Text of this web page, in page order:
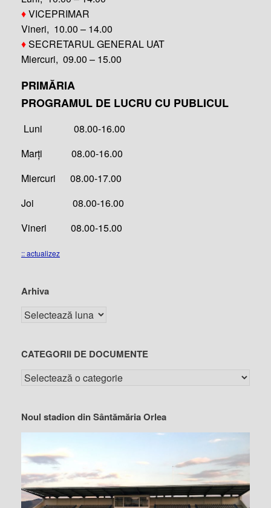
♦VICEPRIMAR
Vineri, 10.00 – 14.00
♦SECRETARUL GENERAL UAT
Miercuri, 09.00 – 15.00
PRIMĂRIA
PROGRAMUL DE LUCRU CU PUBLICUL
Luni 08.00-16.00
Marți 08.00-16.00
Miercuri 08.00-17.00
Joi 08.00-16.00
Vineri 08.00-15.00
:: actualizez
Arhiva
CATEGORII DE DOCUMENTE
Noul stadion din Sântămăria Orlea